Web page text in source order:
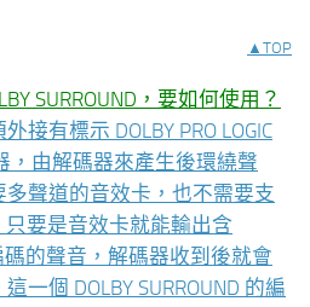
▲TOP
SURROUND，要如何使用？
接有標示 DOLBY PRO LOGIC
，由解碼器來產生後環繞聲
聲道的音效卡，也不需要支
只要是音效卡就能輸出含
碼的聲音，解碼器收到後就會
一個 DOLBY SURROUND 的編